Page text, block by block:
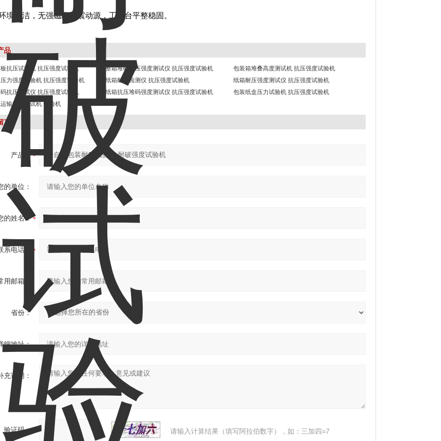
境清洁，无强磁场和震动源，工作台平整稳固。
品
抗压试验机 抗压强度试验机 整箱堆码抗压强度测试仪 抗压强度试验机
包装箱堆叠高度测试机 抗压强度试验机
力强度试验机 抗压强度试验机
纸箱耐压检测仪 抗压强度试验机
纸箱耐压强度测试仪 抗压强度试验机
抗压测试仪 抗压强度试验机
纸箱抗压堆码强度测试仪 抗压强度试验机
包装纸盒压力试验机 抗压强度试验机
输振动测试机 试验机
产品：
的单位：
的姓名：
系电话：
用邮箱：
省份：
细地址：
充说明：
验证码： 请输入计算结果（填写阿拉伯数字），如：三加四=7